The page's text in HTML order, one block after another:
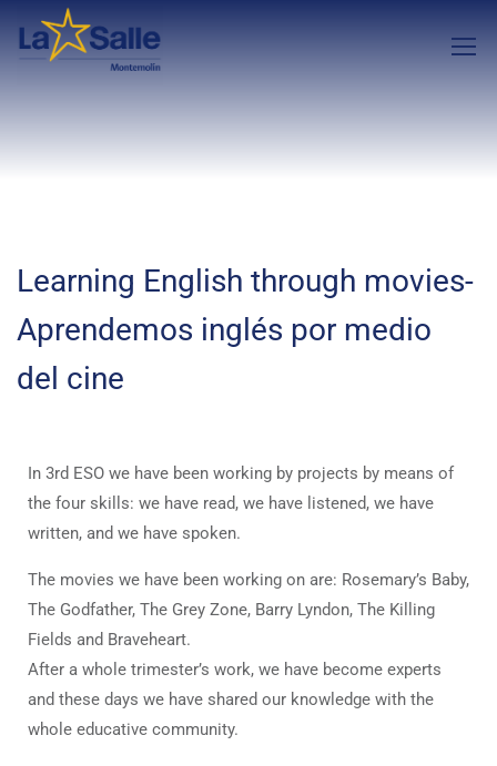
Learning English through movies-
Aprendemos inglés por medio
del cine
In 3rd ESO we have been working by projects by means of
the four skills: we have read, we have listened, we have
written, and we have spoken.
The movies we have been working on are: Rosemary’s Baby,
The Godfather, The Grey Zone, Barry Lyndon, The Killing
Fields and Braveheart.
After a whole trimester’s work, we have become experts
and these days we have shared our knowledge with the
whole educative community.